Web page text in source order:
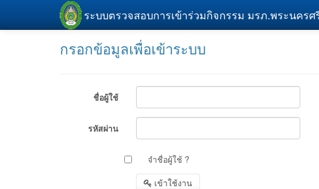
ระบบตรวจสอบการเข้าร่วมกิจกรรม มรภ.พระนครศ
กรอกข้อมูลเพื่อเข้าระบบ
ชื่อผู้ใช้
รหัสผ่าน
จำชื่อผู้ใช้ ?